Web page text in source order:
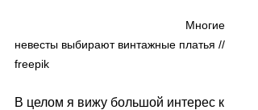
невесты выбирают винтажные платья //
freepik
В целом я вижу большой интерес к